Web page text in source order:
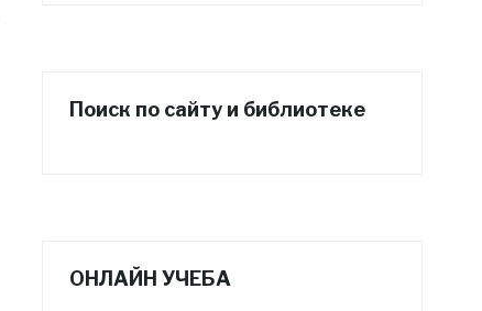
Поиск по сайту и библиотеке
ОНЛАЙН УЧЕБА